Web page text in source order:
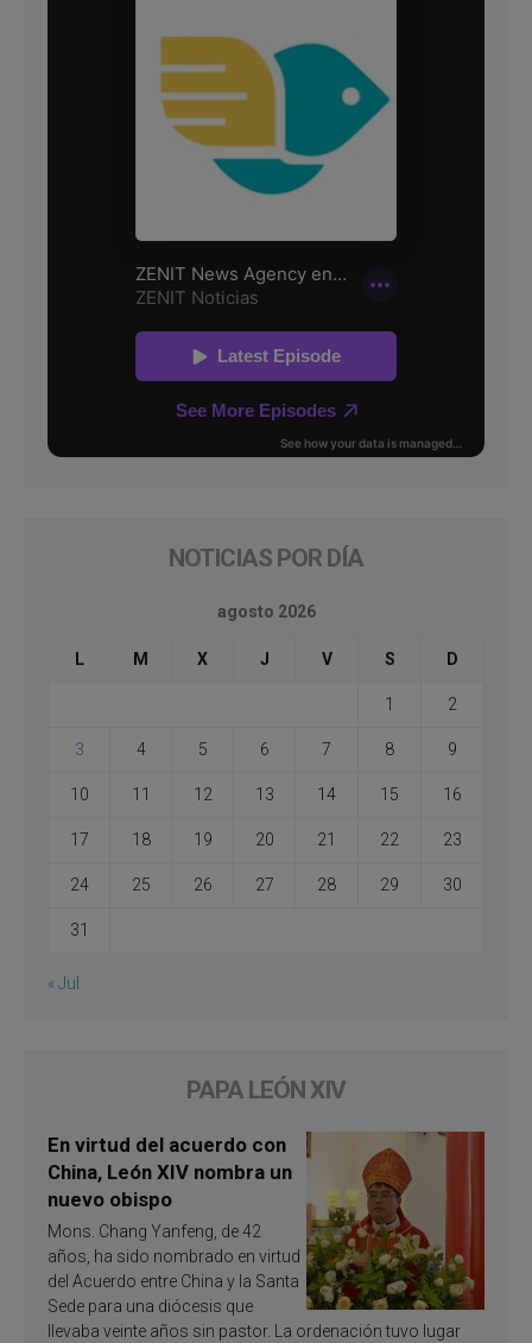
NOTICIAS POR DÍA
agosto 2026
L M X J V S D
1 2
3 4 5 6 7 8 9
10 11 12 13 14 15 16
17 18 19 20 21 22 23
24 25 26 27 28 29 30
31
« Jul
PAPA LEÓN XIV
En virtud del acuerdo con
China, León XIV nombra un
nuevo obispo
Mons. Chang Yanfeng, de 42
años, ha sido nombrado en virtud
del Acuerdo entre China y la Santa
Sede para una diócesis que
llevaba veinte años sin pastor. La ordenación tuvo lugar